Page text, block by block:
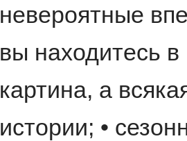
невероятные
вы находитесь
картина, а
истории; •